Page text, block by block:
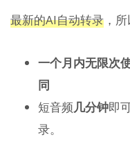
最新的AI自动转录 ，
一个月内无限次
同
短音频几分钟即
录。